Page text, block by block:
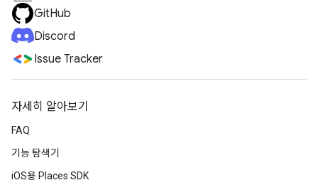
GitHub
Discord
Issue Tracker
자세히 알아보기
FAQ
기능 탐색기
iOS용 Places SDK